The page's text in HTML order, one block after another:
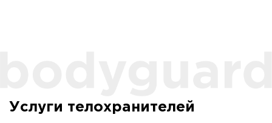
Услуги телохранителей